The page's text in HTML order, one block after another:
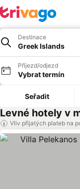
Destinace
Greek Islands
Příjezd/odjezd
Vybrat termín
Seřadit
Levné hotely v
Vliv přijatých plateb na